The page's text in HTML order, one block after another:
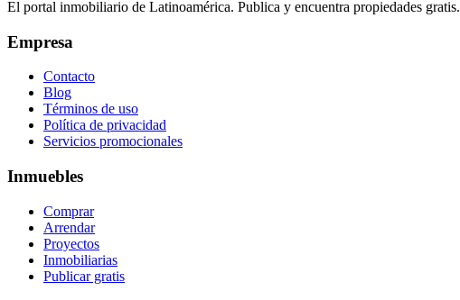
El portal inmobiliario de Latinoamérica. Publica y encuentra propiedades gratis.
Empresa
Contacto
Blog
Términos de uso
Política de privacidad
Servicios promocionales
Inmuebles
Comprar
Arrendar
Proyectos
Inmobiliarias
Publicar gratis